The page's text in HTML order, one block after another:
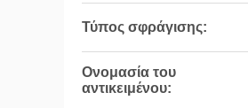
Τύπος σφράγισης:
Ονομασία του
αντικειμένου: